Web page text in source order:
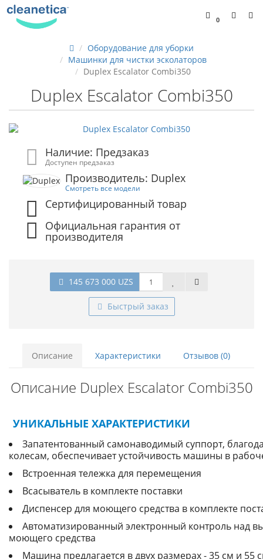
0
Оборудование для уборки
Машинки для чистки эсколаторов
Duplex Escalator Combi350
Duplex Escalator Combi350
Наличие: Предзаказ
Доступен предзаказ
Производитель: Duplex
Смотреть все модели
Сертифицированный товар
Официальная гарантия от
производителя
145 673 000 UZS
Быстрый заказ
Описание Характеристики Отзывов (0)
Описание Duplex Escalator Combi350
УНИКАЛЬНЫЕ ХАРАКТЕРИСТИКИ
Запатентованный самонаводимый суппорт,
колесам, обеспечивает устойчивость машины в
Встроенная тележка для перемещения
Всасыватель в комплекте поставки
Диспенсер для моющего средства в комплекте
Автоматизированный электронный контроль над
моющего средства
Машина предлагается в двух размерах - 35 см и 55